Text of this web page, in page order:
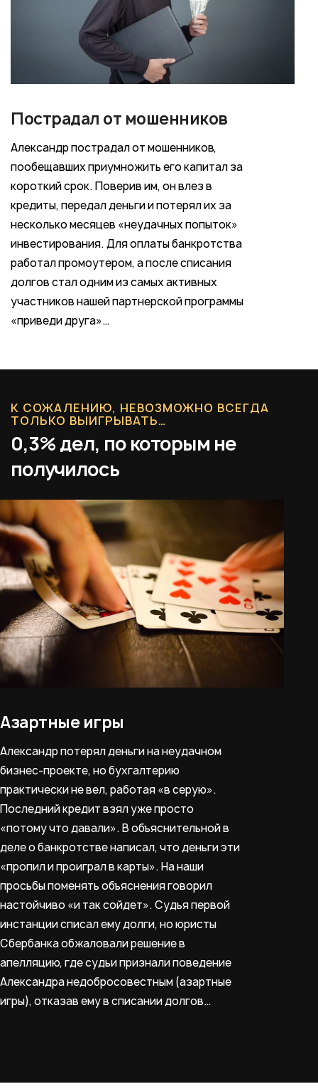
Пострадал от мошенников
Александр пострадал от мошенников,
пообещавших приумножить его капитал за
короткий срок. Поверив им, он влез в
кредиты, передал деньги и потерял их за
несколько месяцев «неудачных попыток»
инвестирования. Для оплаты банкротства
работал промоутером, а после списания
долгов стал одним из самых активных
участников нашей партнерской программы
«приведи друга»…
К СОЖАЛЕНИЮ, НЕВОЗМОЖНО ВСЕГДА
ТОЛЬКО ВЫИГРЫВАТЬ…
0,3% дел, по которым не
получилось
Азартные игры
Александр потерял деньги на неудачном
бизнес-проекте, но бухгалтерию
практически не вел, работая «в серую».
Последний кредит взял уже просто
«потому что давали». В объяснительной в
деле о банкротстве написал, что деньги эти
«пропил и проиграл в карты». На наши
просьбы поменять объяснения говорил
настойчиво «и так сойдет». Судья первой
инстанции списал ему долги, но юристы
Сбербанка обжаловали решение в
апелляцию, где судьи признали поведение
Александра недобросовестным (азартные
игры), отказав ему в списании долгов…